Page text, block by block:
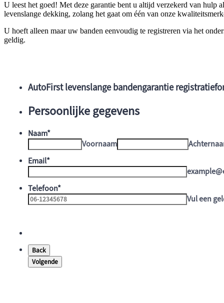
U leest het goed! Met deze garantie bent u altijd verzekerd van hulp
levenslange dekking, zolang het gaat om één van onze
U hoeft alleen maar uw banden eenvoudig te registreren via het
geldig.